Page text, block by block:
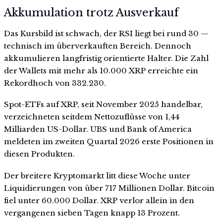
Akkumulation trotz Ausverkauf
Das Kursbild ist schwach, der RSI liegt bei rund 30 —
technisch im überverkauften Bereich. Dennoch
akkumulieren langfristig orientierte Halter. Die Zahl
der Wallets mit mehr als 10.000 XRP erreichte ein
Rekordhoch von 332.230.
Spot-ETFs auf XRP, seit November 2025 handelbar,
verzeichneten seitdem Nettozuflüsse von 1,44
Milliarden US-Dollar. UBS und Bank of America
meldeten im zweiten Quartal 2026 erste Positionen in
diesen Produkten.
Der breitere Kryptomarkt litt diese Woche unter
Liquidierungen von über 717 Millionen Dollar. Bitcoin
fiel unter 60.000 Dollar. XRP verlor allein in den
vergangenen sieben Tagen knapp 13 Prozent.